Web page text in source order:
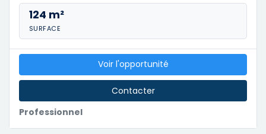
124 m²
SURFACE
Professionnel
Voir l'opportunité
Contacter